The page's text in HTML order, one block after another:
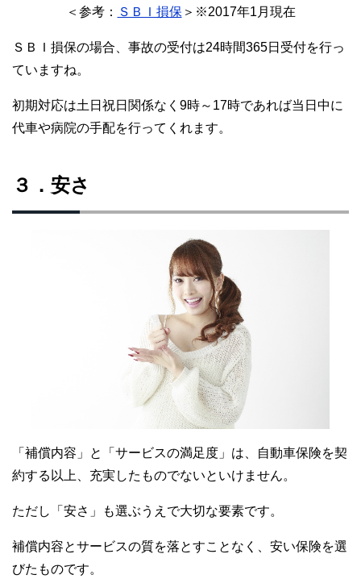
＜参考： ＳＢＩ損保＞※2017年1月現在
ＳＢＩ損保の場合、事故の受付は24時間365日受付を行っ
ていますね。
初期対応は土日祝日関係なく9時～17時であれば当日中に
代車や病院の手配を行ってくれます。
３．安さ
「補償内容」と「サービスの満足度」は、自動車保険を契
約する以上、充実したものでないといけません。
ただし「安さ」も選ぶうえで大切な要素です。
補償内容とサービスの質を落とすことなく、安い保険を選
びたものです。